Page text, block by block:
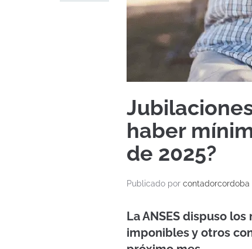
haber
de 2025?
Publicado por contadorcordoba
La ANSES dispuso
imponibles y otros